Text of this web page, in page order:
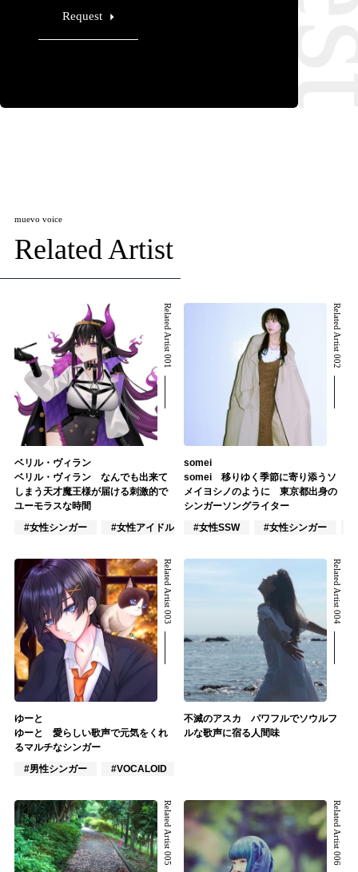
Request
muevo voice
Related Artist
Related Artist 001
ベリル・ヴィラン
ベリル・ヴィラン なんでも出来て
しまう天才魔王様が届ける刺激的で
ユーモラスな時間
#女性シンガー
#女性アイドル #VTuber/VSinger
Related Artist 002
somei
somei 移りゆく季節に寄り添うソ
メイヨシノのように 東京都出身の
シンガーソングライター
#女性SSW
#女性シンガー
Related Artist 003
ゆーと
ゆーと 愛らしい歌声で元気をくれ
るマルチなシンガー
#男性シンガー
#VOCALOID
Related Artist 004
不滅のアスカ パワフルでソウルフ
ルな歌声に宿る人間味
Related Artist 005 Related Artist 006